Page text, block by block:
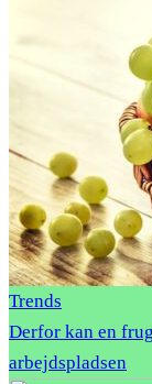
Trends
Derfor kan en
arbejdspladsen